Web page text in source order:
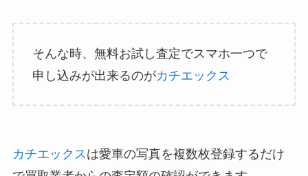
そんな時、無料お試し査定でスマホ一つで
申し込みが出来るのがカチエックス
カチエックスは愛車の写真を複数枚登録するだけ